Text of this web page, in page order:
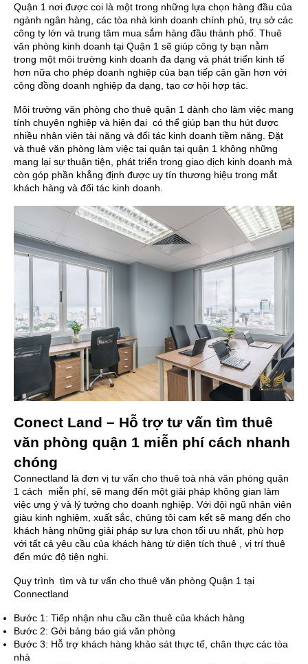
Quận 1 nơi được coi là một trong những lựa chọn hàng đầu của
ngành ngân hàng, các tòa nhà kinh doanh chính phủ, trụ sở các
công ty lớn và trung tâm mua sắm hàng đầu thành phố. Thuê
văn phòng kinh doanh tại Quận 1 sẽ giúp công ty bạn nằm
trong một môi trường kinh doanh đa dạng và phát triển kinh tế
hơn nữa cho phép doanh nghiệp của bạn tiếp cận gần hơn với
cộng đồng doanh nghiệp đa dạng, tạo cơ hội hợp tác.
Môi trường văn phòng cho thuê quận 1 dành cho làm việc mang
tính chuyên nghiệp và hiện đại có thể giúp bạn thu hút được
nhiều nhân viên tài năng và đối tác kinh doanh tiềm năng. Đặt
và thuê văn phòng làm việc tại quận tại quận 1 không những
mang lại sự thuận tiện, phát triển trong giao dịch kinh doanh mà
còn góp phần khẳng định được uy tín thương hiệu trong mắt
khách hàng và đối tác kinh doanh.
Conect Land – Hỗ trợ tư vấn tìm thuê
văn phòng quận 1 miễn phí cách nhanh
chóng
Connectland là đơn vị tư vấn cho thuê toà nhà văn phòng quận
1 cách miễn phí, sẽ mang đến một giải pháp không gian làm
việc ưng ý và lý tưởng cho doanh nghiệp. Với đội ngũ nhân viên
giàu kinh nghiệm, xuất sắc, chúng tôi cam kết sẽ mang đến cho
khách hàng những giải pháp sự lựa chọn tối ưu nhất, phù hợp
với tất cả yêu cầu của khách hàng từ diện tích thuê , vị trí thuê
đến mức độ tiện nghi.
Quy trình tìm và tư vấn cho thuê văn phòng Quận 1 tại
Connectland
Bước 1: Tiếp nhận nhu cầu cần thuê của khách hàng
Bước 2: Gởi bảng báo giá văn phòng
Bước 3: Hỗ trợ khách hàng khảo sát thực tế, chân thực các tòa
nhà